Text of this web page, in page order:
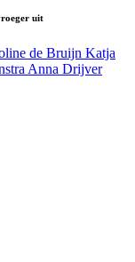
uit
de Bruijn Katja
Anna Drijver